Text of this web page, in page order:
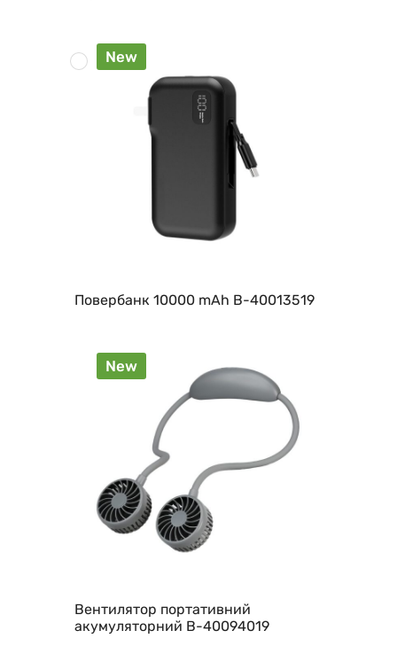
New
Повербанк 10000 mAh B-40013519
New
Вентилятор портативний
акумуляторний B-40094019